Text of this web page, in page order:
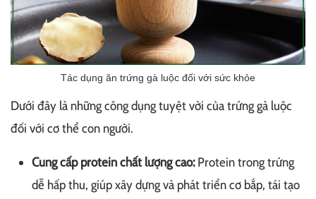
Tác dụng ăn trứng gà luộc đối với sức khỏe
Dưới đây là những công dụng tuyệt vời của trứng gà luộc
đối với cơ thể con người.
Cung cấp protein chất lượng cao:Protein trong trứng
dễ hấp thu, giúp xây dựng và phát triển cơ bắp, tái tạo